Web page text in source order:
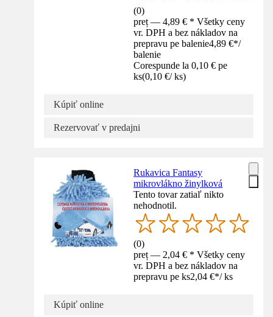
(0)
preț — 4,89 € * Všetky ceny
vr. DPH a bez nákladov na
prepravu pe balenie4,89 €*/
balenie
Corespunde la 0,10 € pe
ks(0,10 €/ ks)
Kúpiť online
Rezervovať v predajni
Rukavica Fantasy
mikrovlákno žinylková
Tento tovar zatiaľ nikto
nehodnotil.
(0)
preț — 2,04 € * Všetky ceny
vr. DPH a bez nákladov na
prepravu pe ks2,04 €*/ ks
Kúpiť online